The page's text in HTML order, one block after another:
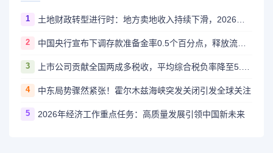
1
2 中国央行宣布下调存款准备金率0.5个百分点，释放流动性支持经济高质量发展
3
4 中东局势骤然紧张！霍尔木兹海峡突发关闭引发全球关注
5 2026年经济工作重点任务：高质量发展引领中国新未来